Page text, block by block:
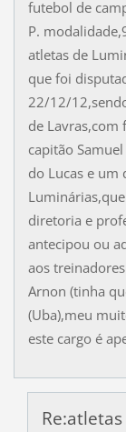
futebol de
P.
atletas de
que foi
22/12/
de Lavras,com
capitão
do Lucas e um
diretoria e
antecipou ou
aos
Arnon (tinha
(Uba),meu
este cargo é